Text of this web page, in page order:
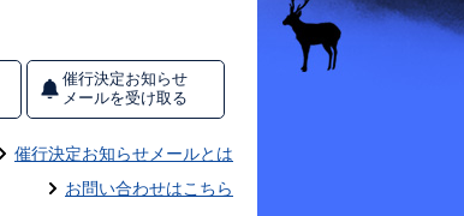
催行決定お知らせ
メールを受け取る
催行決定お知らせメールとは
お問い合わせはこちら